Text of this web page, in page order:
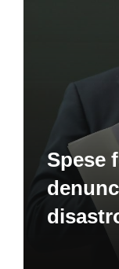
Spese